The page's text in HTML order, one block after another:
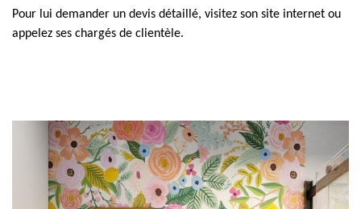
Pour lui demander un devis détaillé, visitez son site internet ou
appelez ses chargés de clientèle.